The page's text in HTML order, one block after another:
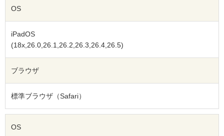
OS
iPadOS
(18x,26.0,26.1,26.2,26.3,26.4,26.5)
ブラウザ
標準ブラウザ（Safari）
OS